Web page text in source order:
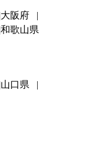
大阪府
和歌山県
山口県